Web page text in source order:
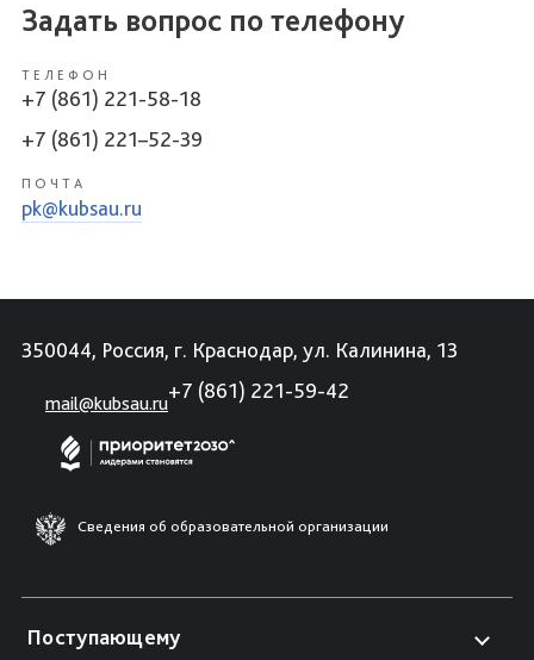
Задать вопрос по телефону
ТЕЛЕФОН
+7 (861) 221-58-18
+7 (861) 221–52-39
ПОЧТА
pk@kubsau.ru
350044, Россия, г. Краснодар, ул. Калинина, 13
mail@kubsau.ru
+7 (861) 221-59-42
Сведения об образовательной организации
Поступающему